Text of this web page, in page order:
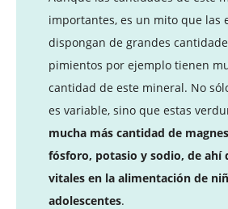
importantes, es un mito que las
dispongan de grandes
pimientos por ejemplo tienen
cantidad de este mineral. No
es variable, sino que estas
mucha más cantidad de
fósforo, potasio y sodio, de ahí
vitales en la alimentación de
adolescentes.